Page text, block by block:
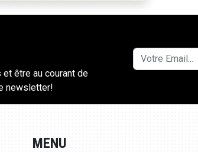
être au courant de
newsletter!
MENU